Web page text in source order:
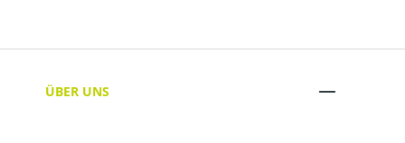
ÜBER UNS